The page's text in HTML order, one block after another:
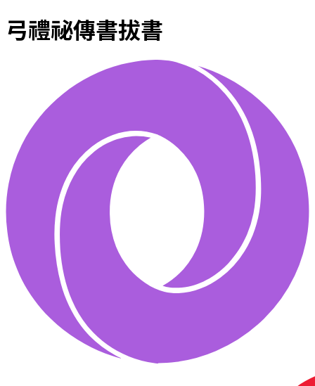
弓禮祕傳書拔書